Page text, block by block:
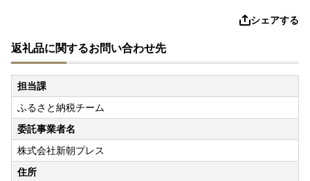
シェアする
返礼品に関するお問い合わせ先
担当課
ふるさと納税チーム
委託事業者名
株式会社新朝プレス
住所